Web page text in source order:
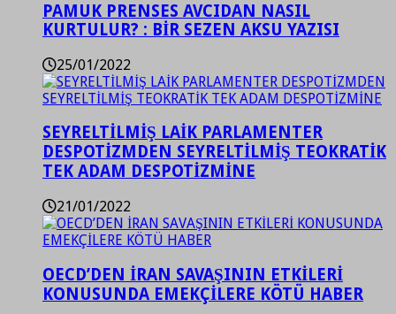
PAMUK PRENSES AVCIDAN NASIL
KURTULUR? : BİR SEZEN AKSU YAZISI
25/01/2022
SEYRELTİLMİŞ LAİK PARLAMENTER
DESPOTİZMDEN SEYRELTİLMİŞ TEOKRATİK
TEK ADAM DESPOTİZMİNE
21/01/2022
OECD’DEN İRAN SAVAŞININ ETKİLERİ
KONUSUNDA EMEKÇİLERE KÖTÜ HABER